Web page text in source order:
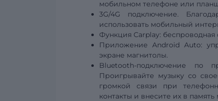
мобильном телефоне или
3G/4G подключение.
использовать мобильный
Функция Carplay: беспроводная
Приложение Android Auto:
экране магнитолы.
Bluetooth-подключение по
Проигрывайте музыку со
громкой связи при
контакты и внесите их в